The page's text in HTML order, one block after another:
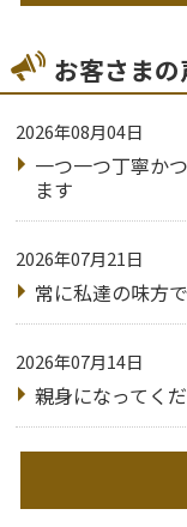
お客さまの
2026年08月04日
一つ一つ丁寧か
ます
2026年07月21日
常に私達の味方
2026年07月14日
親身になってく